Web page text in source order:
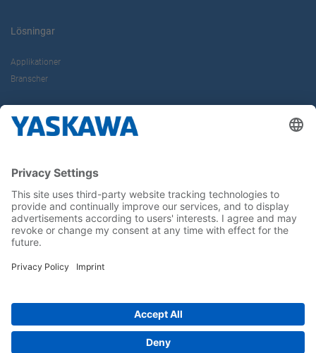
Lösningar
Applikationer
Branscher
Om oss
Karriär
Följ oss i sociala medier: